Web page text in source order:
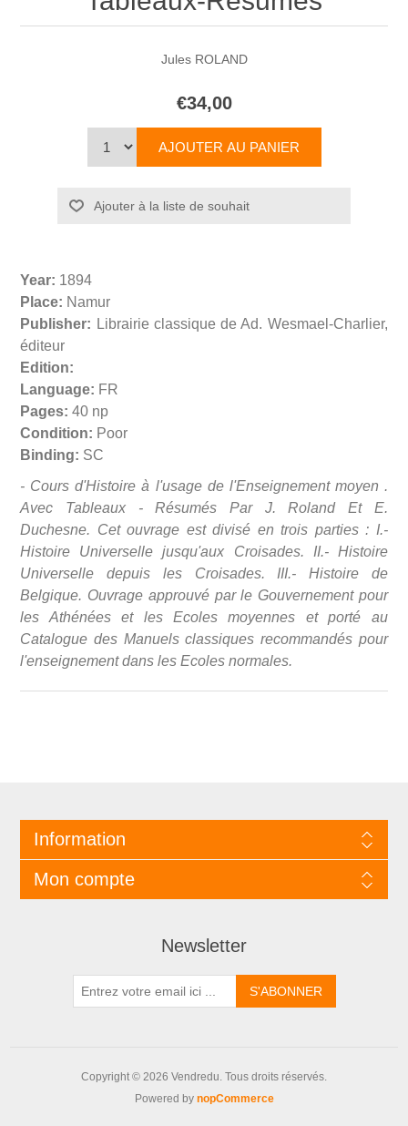
Jules ROLAND
€34,00
Year: 1894
Place: Namur
Publisher: Librairie classique de Ad. Wesmael-Charlier,
éditeur
Edition:
Language: FR
Pages: 40 np
Condition: Poor
Binding: SC
- Cours d'Histoire à l'usage de l'Enseignement moyen .
Avec Tableaux - Résumés Par J. Roland Et E.
Duchesne. Cet ouvrage est divisé en trois parties : I.-
Histoire Universelle jusqu'aux Croisades. II.- Histoire
Universelle depuis les Croisades. III.- Histoire de
Belgique. Ouvrage approuvé par le Gouvernement pour
les Athénées et les Ecoles moyennes et porté au
Catalogue des Manuels classiques recommandés pour
l'enseignement dans les Ecoles normales.
Information
Mon compte
Newsletter
Copyright © 2026 Vendredu. Tous droits réservés.
Powered by nopCommerce